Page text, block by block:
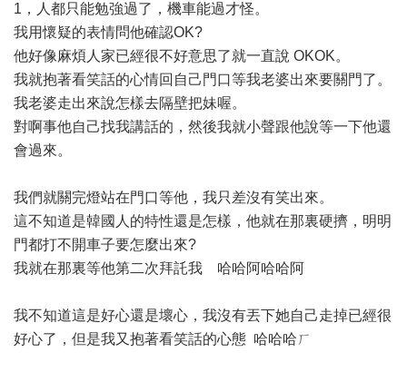
1，人都只能勉強過了，機車能過才怪。
我用懷疑的表情問他確認OK?
他好像麻煩人家已經很不好意思了就一直說 OKOK。
我就抱著看笑話的心情回自己門口等我老婆出來要關門了。
我老婆走出來說怎樣去隔壁把妹喔。
對啊事他自己找我講話的，然後我就小聲跟他說等一下他還
會過來。
我們就關完燈站在門口等他，我只差沒有笑出來。
這不知道是韓國人的特性還是怎樣，他就在那裏硬擠，明明
門都打不開車子要怎麼出來?
我就在那裏等他第二次拜託我 哈哈阿哈哈阿
我不知道這是好心還是壞心，我沒有丟下她自己走掉已經很
好心了，但是我又抱著看笑話的心態 哈哈哈ㄏ